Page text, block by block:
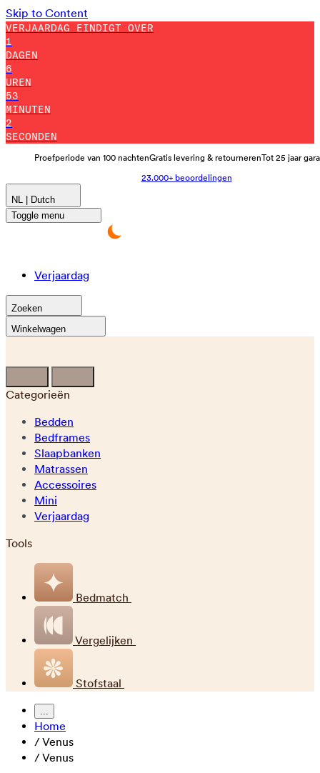
Skip to Content
VERJAARDAG EINDIGT OVER
1
DAGEN
6
UREN
52
MINUTEN
52
SECONDEN
Proefperiode van 100 nachtenGratis levering & retournerenTot 25 jaar
23.000+ beoordelingen
NL | Dutch
Toggle menu
Verjaardag
Zoeken
Winkelwagen
Categorieën
Bedden
Bedframes
Slaapbanken
Matrassen
Accessoires
Mini
Verjaardag
Tools
Bedmatch
Vergelijken
Stofstaal
...
Home
/Venus
/Venus